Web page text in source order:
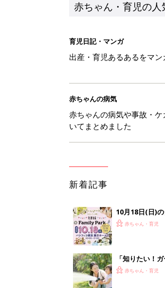
赤ちゃん・育児の人
育児日記・マンガ
出産・育児あるあるをマン
赤ちゃんの病気
赤ちゃんの病気や事故・
いてまとめました
新着記事
10月18日(日)
赤ちゃん・育児
「知りたい！
赤ちゃん・育児